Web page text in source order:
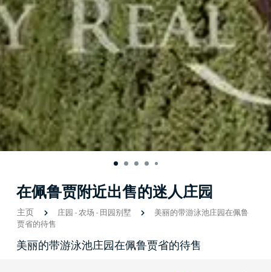
在佩鲁贾附近出售的迷人庄园
主页 庄园-农场-田园别墅
美丽的带游泳池庄园在佩鲁
贾省的待售
美丽的带游泳池庄园在佩鲁贾省的待售